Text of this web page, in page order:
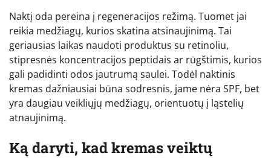
Naktį oda pereina į regeneracijos režimą. Tuomet jai
reikia medžiagų, kurios skatina atsinaujinimą. Tai
geriausias laikas naudoti produktus su retinoliu,
stipresnės koncentracijos peptidais ar rūgštimis, kurios
gali padidinti odos jautrumą saulei. Todėl naktinis
kremas dažniausiai būna sodresnis, jame nėra SPF, bet
yra daugiau veikliųjų medžiagų, orientuotų į ląstelių
atnaujinimą.
Ką daryti, kad kremas veiktų